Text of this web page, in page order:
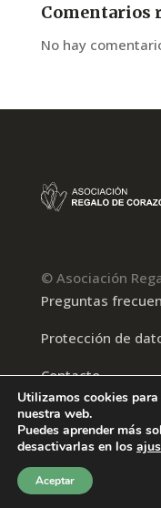
Comentarios
No hay
© Asociación
Preguntas
Protección de
Contacto
Utilizamos cookies
nuestra web.
Puedes aprender más
desactivarlas en los
Aceptar